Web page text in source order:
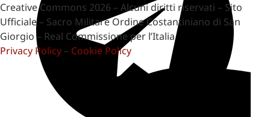
Creative Commons 2026 – Alcuni diritti riservati – Sito
Ufficiale – Sacro Militare Ordine Costantiniano di San
Giorgio – Real Commissione per l’Italia
Privacy Policy – Cookie Policy